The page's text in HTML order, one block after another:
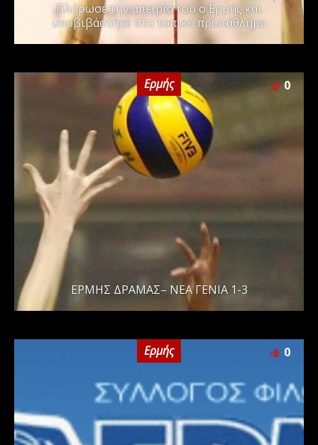
Πλήρωσε την απειρία του ο Ερμής και
υποβιβάστηκε στο τοπικό πρωτάθλημα
Ερμής 0
ΕΡΜΗΣ ΔΡΑΜΑΣ– ΝΕΑ ΓΕΝΙΑ 1-3
Ερμής 0